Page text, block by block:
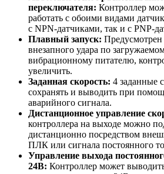
переключателя: Контроллер
работать с обоими видами
с NPN-датчиками, так и с PNP-
Плавный запуск:
внезапного удара по
вибрационному питателю,
увеличить.
Заданная скорость: 4 заданные
сохранять и выводить при
аварийного сигнала.
Дистанционное управление
контроллера на выходе можно
дистанционно посредством
ПЛК или сигнала постоянного
Управление выхода
24В: Контроллер может